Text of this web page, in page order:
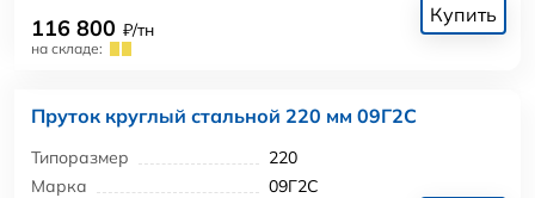
116 800 ₽/тн
на складе:
Купить
Пруток круглый стальной 220 мм 09Г2С
Типоразмер
220
Марка
09Г2С